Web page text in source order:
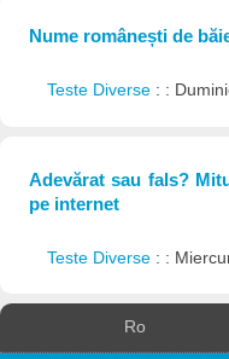
Nume românești de
Teste Diverse : :
Adevărat sau fals?
pe internet
Teste Diverse : :
Ro